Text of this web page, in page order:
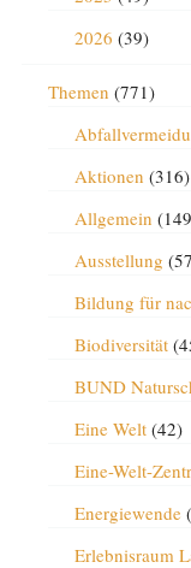
2026 (39)
Themen (771)
Aktionen (316)
Allgemein
Ausstellung
Bildung für
Biodiversität
BUND
Eine Welt(42)
Eine-Welt-
Energiewende
Erlebnisraum